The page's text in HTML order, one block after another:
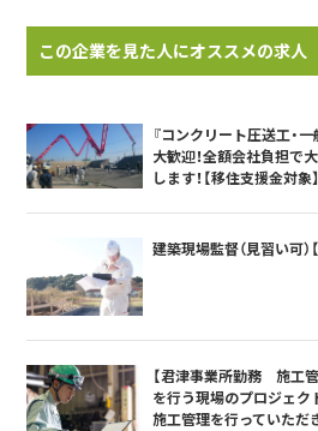
この企業を見た人にオススメの求人
『コンクリート圧送工・
大歓迎！全額会社負担で
します！【移住支援金対象】
建築現場監督（見習い可）
【君津事業所勤務 施工
を行う現場のプロジェク
施工管理を行っていただ